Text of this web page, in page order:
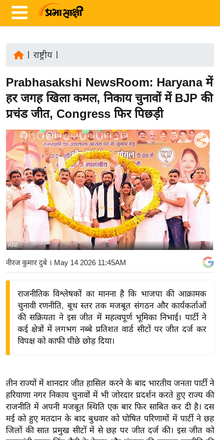
ज़ा
ख
ब
र
रा
ष्ट्री
य
अं
त
र्रा
बि
ज़
ने
द्यो
वि
शे
ष
ज्ञ
रा
राष्ट्रीय|
Prabhasakshi NewsRoom: Haryana में
हर जगह खिला कमल, निकाय चुनावों में BJP की
प्रचंड जीत, Congress फिर पिछड़ी
ANI
नीरज कुमार दुबे । May 14 2026 11:45AM
राजनीतिक विश्लेषकों का मानना है कि भाजपा की आक्रामक
चुनावी रणनीति, बूथ स्तर तक मजबूत संगठन और कार्यकर्ताओं
की सक्रियता ने इस जीत में महत्वपूर्ण भूमिका निभाई। पार्टी ने
कई क्षेत्रों में लगभग नब्बे प्रतिशत वार्ड सीटों पर जीत दर्ज कर
विपक्ष को काफी पीछे छोड़ दिया।
तीन राज्यों में शानदार जीत हासिल करने के बाद भारतीय जनता पार्टी ने
हरियाणा नगर निकाय चुनावों में भी जोरदार प्रदर्शन करते हुए राज्य की
राजनीति में अपनी मजबूत स्थिति एक बार फिर साबित कर दी है। दस
मई को हुए मतदान के बाद बुधवार को घोषित परिणामों में पार्टी ने छह
जिलों की सात प्रमुख सीटों में से छह पर जीत दर्ज की। इस जीत को